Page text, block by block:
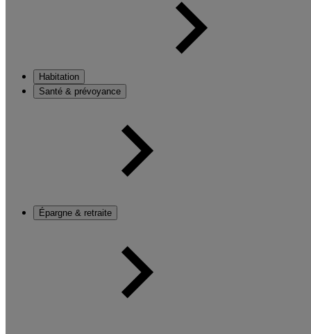
Habitation
Santé & prévoyance
Épargne & retraite